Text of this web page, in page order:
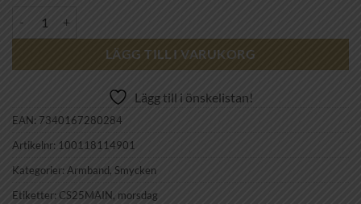
LÄGG TILL I VARUKORG
Lägg till i önskelistan!
EAN: 7340167280284
Artikelnr: 100118114901
Kategorier: Armband, Smycken
Etiketter: CS25MAIN, morsdag